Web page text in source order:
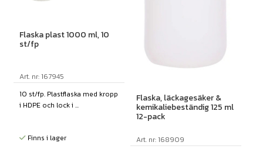
Flaska plast 1000 ml, 10
st/fp
Art. nr: 167945
10 st/fp. Plastflaska med kropp
i HDPE och lock i ...
Finns i lager
Flaska, läckagesäker &
kemikaliebeständig 125 ml
12-pack
Art. nr: 168909